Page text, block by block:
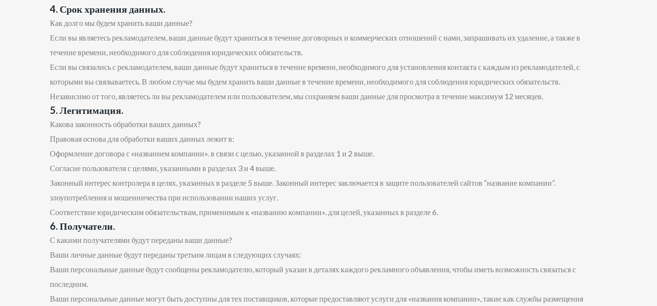
4. Срок хранения данных.
Как долго мы будем хранить ваши данные?
Если вы являетесь рекламодателем, ваши данные будут храниться в течение договорных и коммерческих отношений с нами, запрашивать их удаление, а также в
течение времени, необходимого для соблюдения юридических обязательств.
Если вы связались с рекламодателем, ваши данные будут храниться в течение времени, необходимого для установления контакта с каждым из рекламодателей, с
которыми вы связываетесь. В любом случае мы будем хранить ваши данные в течение времени, необходимого для соблюдения юридических обязательств.
Независимо от того, являетесь ли вы рекламодателем или пользователем, мы сохраняем ваши данные для просмотра в течение максимум 12 месяцев.
5. Легитимация.
Какова законность обработки ваших данных?
Правовая основа для обработки ваших данных лежит в:
Оформление договора с «названием компании». в связи с целью, указанной в разделах 1 и 2 выше.
Согласие пользователя с целями, указанными в разделах 3 и 4 выше.
Законный интерес контролера в целях, указанных в разделе 5 выше. Законный интерес заключается в защите пользователей сайтов “название компании”.
злоупотребления и мошенничества при использовании наших услуг.
Соответствие юридическим обязательствам, применимым к «названию компании». для целей, указанных в разделе 6.
6. Получатели.
С какими получателями будут переданы ваши данные?
Ваши личные данные будут переданы третьим лицам в следующих случаях:
Ваши персональные данные будут сообщены рекламодателю, который указан в деталях каждого рекламного объявления, чтобы иметь возможность связаться с
последним.
Ваши персональные данные могут быть доступны для тех поставщиков, которые предоставляют услуги для «названия компании», такие как службы размещения